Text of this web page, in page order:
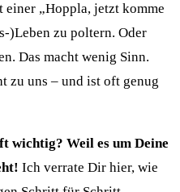
einer „Hoppla, jetzt komme
)Leben zu poltern. Oder
Das macht wenig Sinn.
zu uns – und ist oft genug
wichtig? Weil es um Deine
Ich verrate Dir hier, wie